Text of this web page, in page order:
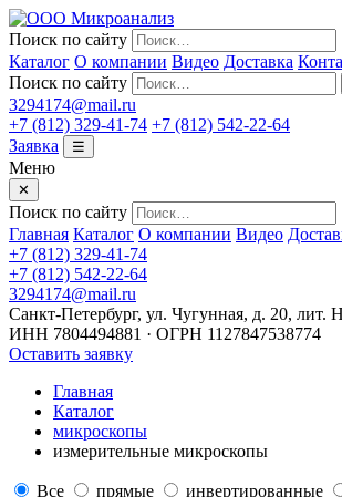
Поиск по сайту
Каталог О компании Видео Доставка
Поиск по сайту
3294174@mail.ru
+7 (812) 329-41-74 +7 (812) 542-22-64
Заявка
☰
Меню
✕
Поиск по сайту
Главная Каталог О компании Видео
+7 (812) 329-41-74
+7 (812) 542-22-64
3294174@mail.ru
Санкт-Петербург, ул. Чугунная, д. 20, лит. Н
ИНН 7804494881 · ОГРН 1127847538774
Оставить заявку
Главная
Каталог
микроскопы
измерительные микроскопы
Все прямые инвертированные